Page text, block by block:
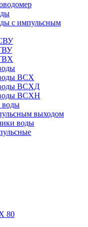
с импульсным
ВСХ
воды ВСХД
воды ВСХН
воды
выходом
воды
80